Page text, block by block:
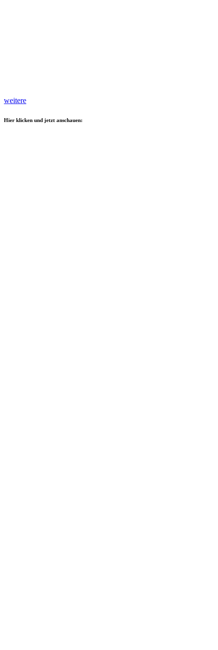
weitere
Hier klicken und jetzt anschauen: